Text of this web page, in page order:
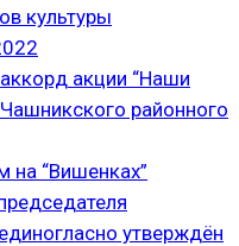
культуры
акции “Наши
районного
на “Вишенках”
утверждён